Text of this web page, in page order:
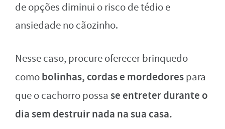
de opções diminui o risco de tédio e
ansiedade no cãozinho.
Nesse caso, procure oferecer brinquedo
comobolinhas, cordas e mordedorespara
que o cachorro possa se entreter durante o
dia sem destruir nada na sua casa.